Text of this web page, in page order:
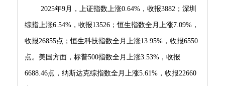
2025年9月，上证指数上涨0.64%，收报3882；深圳
综指上涨6.54%，收报13526；恒生指数全月上涨7.09%，
收报26855点；恒生科技指数全月上涨13.95%，收报6550
点。美国方面，标普500指数全月上涨3.53%，收报
6688.46点，纳斯达克综指数全月上涨5.61%，收报22660